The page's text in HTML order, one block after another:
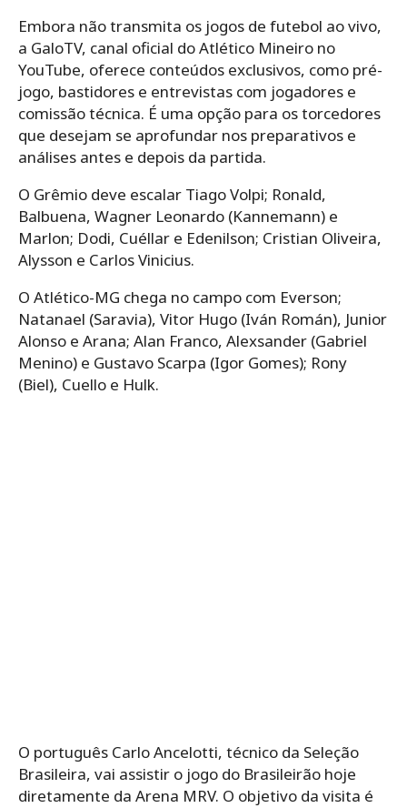
Embora não transmita os jogos de futebol ao vivo,
a GaloTV, canal oficial do Atlético Mineiro no
YouTube, oferece conteúdos exclusivos, como pré-
jogo, bastidores e entrevistas com jogadores e
comissão técnica. É uma opção para os torcedores
que desejam se aprofundar nos preparativos e
análises antes e depois da partida.
O Grêmio deve escalar Tiago Volpi; Ronald,
Balbuena, Wagner Leonardo (Kannemann) e
Marlon; Dodi, Cuéllar e Edenilson; Cristian Oliveira,
Alysson e Carlos Vinicius.
O Atlético-MG chega no campo com Everson;
Natanael (Saravia), Vitor Hugo (Iván Román), Junior
Alonso e Arana; Alan Franco, Alexsander (Gabriel
Menino) e Gustavo Scarpa (Igor Gomes); Rony
(Biel), Cuello e Hulk.
O português Carlo Ancelotti, técnico da Seleção
Brasileira, vai assistir o jogo do Brasileirão hoje
diretamente da Arena MRV. O objetivo da visita é